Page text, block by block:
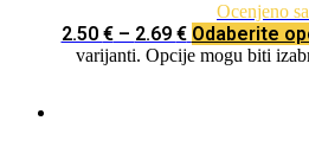
Ocenjeno sa
2.50 €– 2.69 € Odaberite
varijanti. Opcije mogu biti